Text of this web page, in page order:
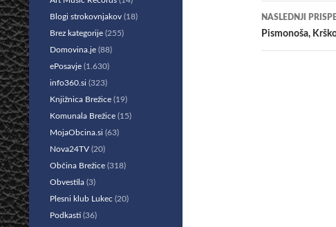
NASLEDNJI
Pismonoša,
Blogi strokovnjakov (18)
Brez kategorije (255)
Domovina.je (88)
ePosavje (1.630)
info360.si (323)
Knjižnica Brežice (19)
Komunala Brežice (15)
MojaObcina.si (63)
Nova24TV (20)
Občina Brežice (318)
Obvestila (3)
Plesni klub Lukec (20)
Podkasti (36)